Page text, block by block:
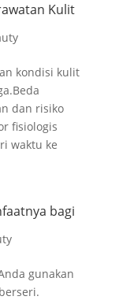
Kulit
kondisi kulit
dan risiko
fisiologis
waktu ke
bagi
gunakan